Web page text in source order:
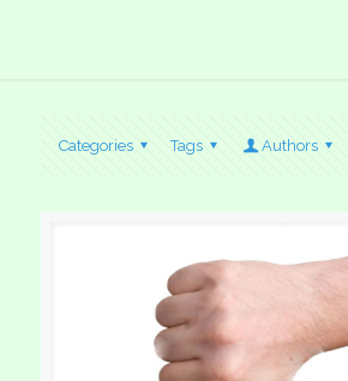
Categories Tags Authors